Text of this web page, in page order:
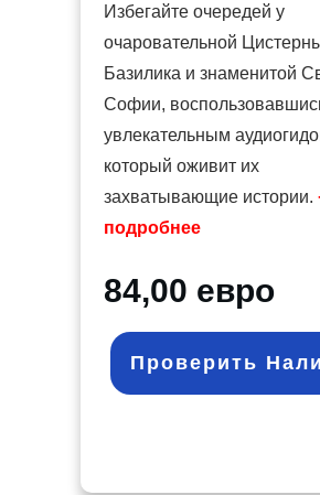
Избегайте очередей у
очаровательной
Базилика и знаменитой
Софии,
увлекательным
который оживит их
захватывающие истории.
подробнее
84,00 евро
Проверить